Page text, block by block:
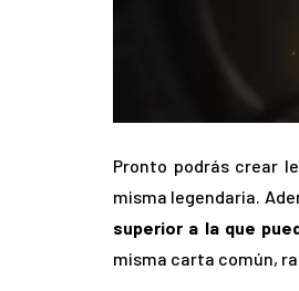
Pronto podrás crear
misma legendaria.
superior a la que
misma carta común,